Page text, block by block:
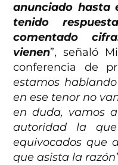
anunciado hasta
tenido
comentado
vienen”, señaló
conferencia de
estamos
en ese tenor no
en duda, vamos
autoridad la
equivocados que
que asista la